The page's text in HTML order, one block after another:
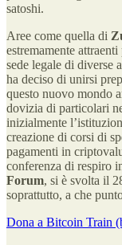
satoshi.
Aree come quella di
estremamente
sede legale di diverse
ha deciso di unirsi
questo nuovo mondo
dovizia di particolari
inizialmente
creazione di corsi di
pagamenti in
conferenza di respiro
Forum, si è svolta il
soprattutto, a che
Dona a Bitcoin Train